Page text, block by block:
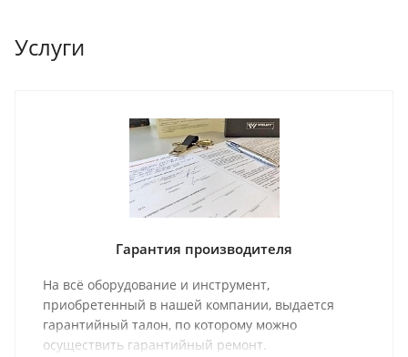
Услуги
Гарантия производителя
На всё оборудование и инструмент,
приобретенный в нашей компании, выдается
гарантийный талон, по которому можно
осуществить гарантийный ремонт.